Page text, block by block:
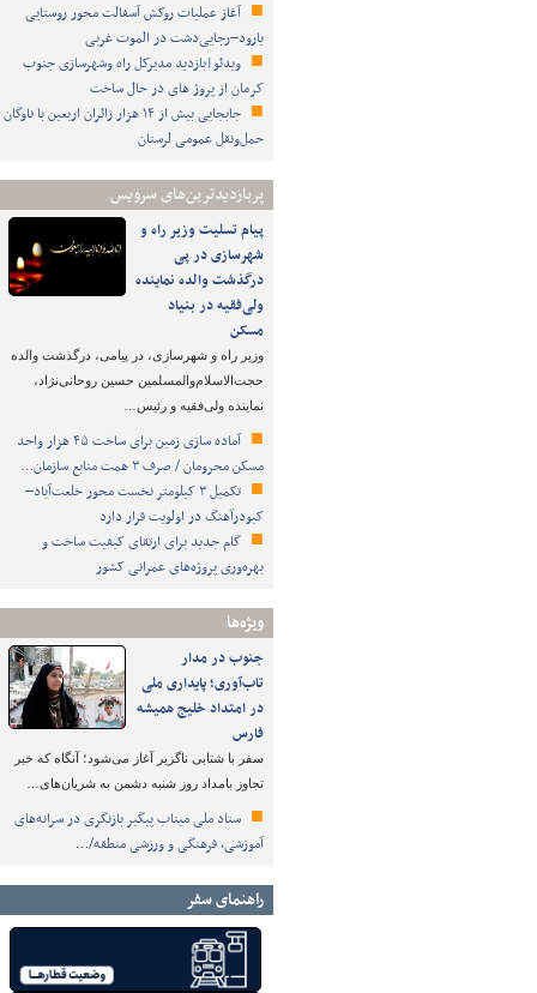
آغاز عملیات روکش آسفالت محور روستایی
یارود–رجایی‌دشت در الموت غربی
ویدئو|بازدید مدیرکل راه وشهرسازی جنوب
کرمان از پروژ های در حال ساخت
جابجایی بیش از ۱۴ هزار زائران اربعین با ناوگان
حمل‌ونقل عمومی لرستان
پربازدیدترین‌های سرویس
پیام تسلیت وزیر راه و
شهرسازی در پی
درگذشت والده نماینده
ولی‌فقیه در بنیاد
مسکن
وزیر راه و شهرسازی، در پیامی، درگذشت والده
حجت‌الاسلام‌والمسلمین حسین روحانی‌نژاد،
نماینده ولی‌فقیه و رئیس…
آماده سازی زمین برای ساخت ۴۵ هزار واحد
مسکن محرومان / صرف ۳ همت منابع سازمان…
تکمیل ۳ کیلومتر نخست محور خلعت‌آباد–
کبودرآهنگ در اولویت قرار دارد
گام جدید برای ارتقای کیفیت ساخت و
بهره‌وری پروژه‌های عمرانی کشور
ویژه‌ها
جنوب در مدار
تاب‌آوری؛ پایداری ملی
در امتداد خلیج همیشه
فارس
سفر با شتابی ناگزیر آغاز می‌شود؛ آنگاه که خبر
تجاوز بامداد روز شنبه دشمن به شریان‌های…
ستاد ملی میناب پیگیر بازنگری در سرانه‌های
آموزشی، فرهنگی و ورزشی منطقه/…
راهنمای سفر